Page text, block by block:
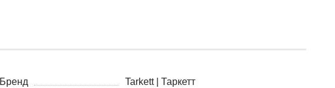
Бренд
Tarkett | Таркетт